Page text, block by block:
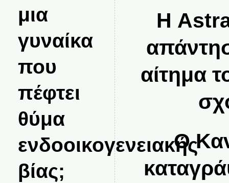
μια
γυναίκα
που
πέφτει
θύμα
ενδοοικογενειακής
βίας;
Η
αίτημα
Ο